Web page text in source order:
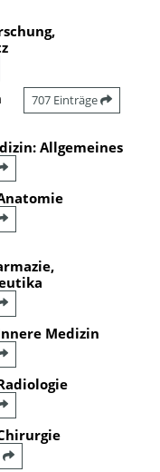
707 Einträge
Allgemeines
Medizin